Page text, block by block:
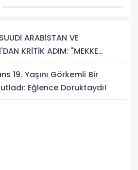
ARABİSTAN VE
KRİTİK ADIM: "MEKKE
19. Yaşını Görkemli Bir
Eğlence Doruktaydı!